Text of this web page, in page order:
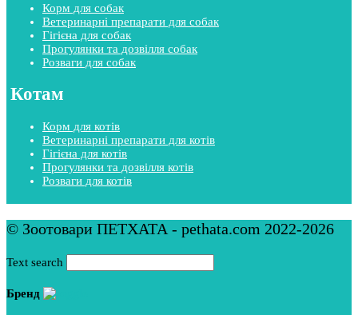
Корм для собак
Ветеринарні препарати для собак
Гігієна для собак
Прогулянки та дозвілля собак
Розваги для собак
Котам
Корм для котів
Ветеринарні препарати для котів
Гігієна для котів
Прогулянки та дозвілля котів
Розваги для котів
© Зоотовари ПЕТХАТА - pethata.com 2022-2026
Text search
Бренд